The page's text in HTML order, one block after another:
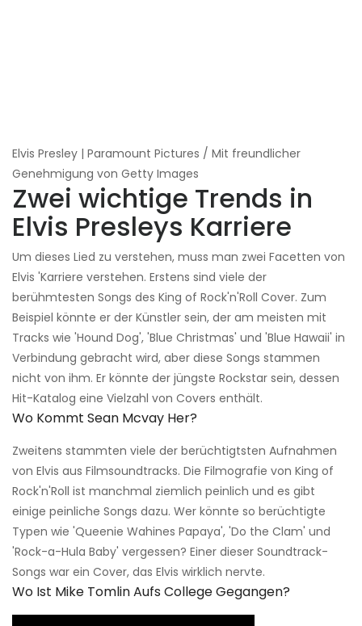
Elvis Presley | Paramount Pictures / Mit freundlicher
Genehmigung von Getty Images
Zwei wichtige Trends in
Elvis Presleys Karriere
Um dieses Lied zu verstehen, muss man zwei Facetten von
Elvis 'Karriere verstehen. Erstens sind viele der
berühmtesten Songs des King of Rock'n'Roll Cover. Zum
Beispiel könnte er der Künstler sein, der am meisten mit
Tracks wie 'Hound Dog', 'Blue Christmas' und 'Blue Hawaii' in
Verbindung gebracht wird, aber diese Songs stammen
nicht von ihm. Er könnte der jüngste Rockstar sein, dessen
Hit-Katalog eine Vielzahl von Covers enthält.
Wo Kommt Sean Mcvay Her?
Zweitens stammten viele der berüchtigtsten Aufnahmen
von Elvis aus Filmsoundtracks. Die Filmografie von King of
Rock'n'Roll ist manchmal ziemlich peinlich und es gibt
einige peinliche Songs dazu. Wer könnte so berüchtigte
Typen wie 'Queenie Wahines Papaya', 'Do the Clam' und
'Rock-a-Hula Baby' vergessen? Einer dieser Soundtrack-
Songs war ein Cover, das Elvis wirklich nervte.
Wo Ist Mike Tomlin Aufs College Gegangen?